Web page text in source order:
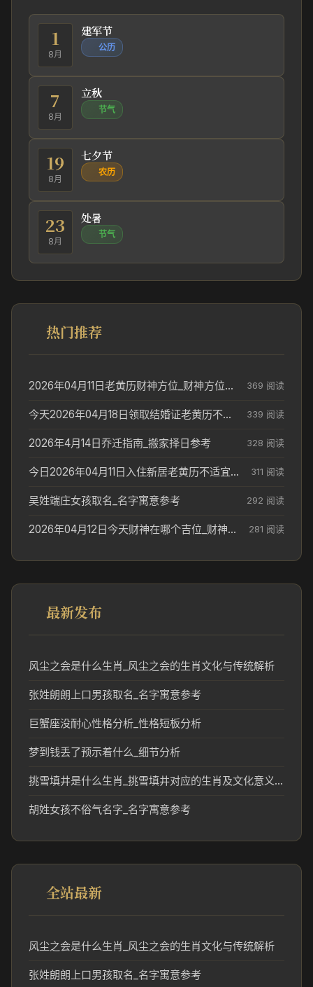
1
8月
建军节
公历
7
8月
立秋
节气
19
8月
七夕节
农历
23
8月
处暑
节气
热门推荐
2026年04月11日老黄历财神方位_财神方位与供奉讲究 369 阅读
今天2026年04月18日领取结婚证老黄历不适合吗_领证日期参考 339 阅读
2026年4月14日乔迁指南_搬家择日参考 328 阅读
今日2026年04月11日入住新居老黄历不适宜吗_搬家择日参考 311 阅读
吴姓端庄女孩取名_名字寓意参考 292 阅读
2026年04月12日今天财神在哪个吉位_财神方位参考 281 阅读
最新发布
风尘之会是什么生肖_风尘之会的生肖文化与传统解析
张姓朗朗上口男孩取名_名字寓意参考
巨蟹座没耐心性格分析_性格短板分析
梦到钱丢了预示着什么_细节分析
挑雪填井是什么生肖_挑雪填井对应的生肖及文化意义分析
胡姓女孩不俗气名字_名字寓意参考
全站最新
风尘之会是什么生肖_风尘之会的生肖文化与传统解析
张姓朗朗上口男孩取名_名字寓意参考